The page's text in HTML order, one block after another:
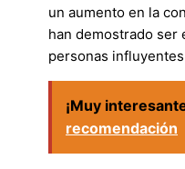
un aumento en la
han demostrado ser
personas
¡Muy
recomendación